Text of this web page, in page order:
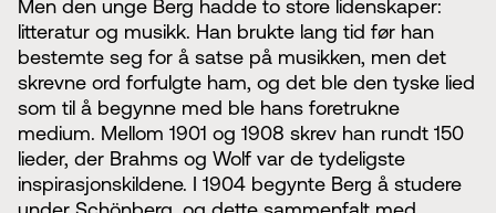
Men den unge Berg hadde to store lidenskaper:
litteratur og musikk. Han brukte lang tid før han
bestemte seg for å satse på musikken, men det
skrevne ord forfulgte ham, og det ble den tyske lied
som til å begynne med ble hans foretrukne
medium. Mellom 1901 og 1908 skrev han rundt 150
lieder, der Brahms og Wolf var de tydeligste
inspirasjonskildene. I 1904 begynte Berg å studere